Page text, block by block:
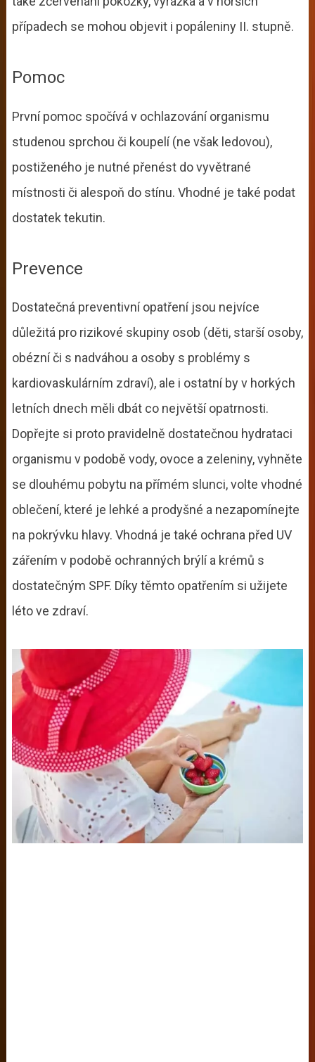
případech se mohou objevit i popáleniny II. stupně.
Pomoc
První pomoc spočívá v ochlazování organismu
studenou sprchou či koupelí (ne však ledovou),
postiženého je nutné přenést do vyvětrané
místnosti či alespoň do stínu. Vhodné je také podat
dostatek tekutin.
Prevence
Dostatečná preventivní opatření jsou nejvíce
důležitá pro rizikové skupiny osob (děti, starší osoby,
obézní či s nadváhou a osoby s problémy s
kardiovaskulárním zdraví), ale i ostatní by v horkých
letních dnech měli dbát co největší opatrnosti.
Dopřejte si proto pravidelně dostatečnou hydrataci
organismu v podobě vody, ovoce a zeleniny, vyhněte
se dlouhému pobytu na přímém slunci, volte vhodné
oblečení, které je lehké a prodyšné a nezapomínejte
na pokrývku hlavy. Vhodná je také ochrana před UV
zářením v podobě ochranných brýlí a krémů s
dostatečným SPF. Díky těmto opatřením si užijete
léto ve zdraví.